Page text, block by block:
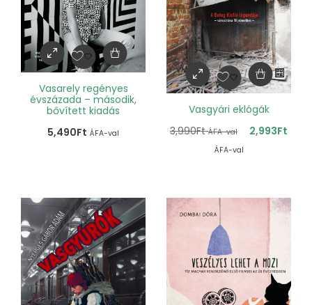
Vasarely regényes
évszázada – második,
bővített kiadás
5,490Ft ÁFA-val
Vasgyári eklógák
3,990Ft ÁFA-val 2,993Ft
ÁFA-val